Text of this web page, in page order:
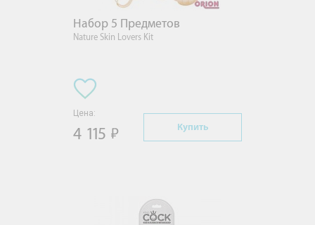
Набор 5 Предметов
Nature Skin Lovers Kit
Цена:
4 115 Купить